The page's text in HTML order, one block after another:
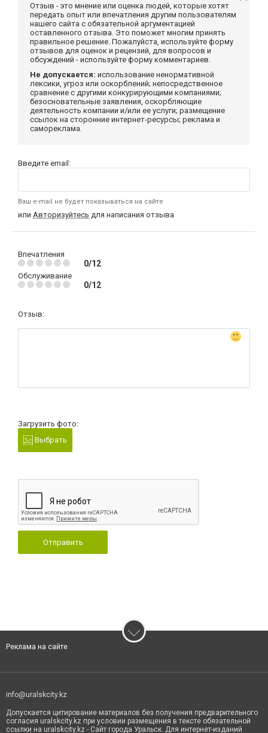
Отзыв - это мнение или оценка людей, которые хотят
передать опыт или впечатления другим пользователям
нашего сайта с обязательной аргументацией
оставленного отзыва. Это поможет многим принять
правильное решение. Пожалуйста, используйте форму
отзывов для оценок и рецензий, для вопросов и
обсуждений - используйте форму комментариев.
Не допускается: использование ненормативной
лексики, угроз или оскорблений; непосредственное
сравнение с другими конкурирующими компаниями;
безосновательные заявления, оскорбляющие
деятельность компании и/или ее услуги; размещение
ссылок на сторонние интернет-ресурсы; реклама и
самореклама.
Введите email:
Ваш e-mail не будет показываться на сайте
или Авторизуйтесь для написания отзыва
Впечатления
0/12
Обслуживание
0/12
Отзыв:
Загрузить фото:
Выбрать
Отправить
Реклама на сайте
info@uralskcity.kz
Допускается цитирование материалов без получения предварительного
согласия uralskcity.kz при условии размещения в тексте обязательной
ссылки на uralskcity.kz - Сайт города Уральск. Для интернет-изданий